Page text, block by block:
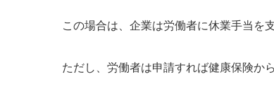
この場合は、 企業は労働者に休業手当を
ただし、労働者は申請すれば健康保険から